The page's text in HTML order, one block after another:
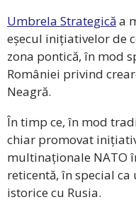
Umbrela Strategică a
eșecul inițiativelor de
zona pontică, în mod
României privind
Neagră.
În timp ce, în mod
chiar promovat
multinaționale NATO
reticentă, în special
istorice cu Rusia.